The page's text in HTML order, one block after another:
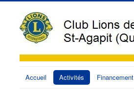
Accueil Activités Financement